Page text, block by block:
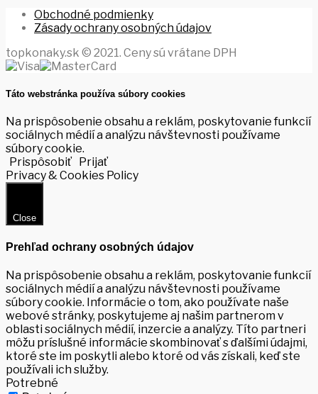
Obchodné podmienky
Zásady ochrany osobných údajov
topkonaky.sk © 2021. Ceny sú vrátane DPH
Táto webstránka používa súbory cookies
Na prispôsobenie obsahu a reklám, poskytovanie funkcií
sociálnych médií a analýzu návštevnosti používame
súbory cookie.
Prispôsobiť
Prijať
Privacy & Cookies Policy
Close
Prehľad ochrany osobných údajov
Na prispôsobenie obsahu a reklám, poskytovanie funkcií
sociálnych médií a analýzu návštevnosti používame
súbory cookie. Informácie o tom, ako používate naše
webové stránky, poskytujeme aj našim partnerom v
oblasti sociálnych médií, inzercie a analýzy. Títo partneri
môžu príslušné informácie skombinovať s ďalšími údajmi,
ktoré ste im poskytli alebo ktoré od vás získali, keď ste
používali ich služby.
Potrebné